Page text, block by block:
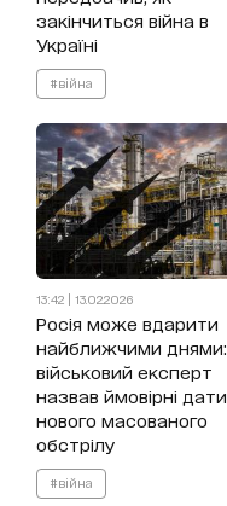
закінчиться війна в
Україні
#війна
13:42 | 13.02.2026
Росія може вдарити
найближчими днями:
військовий експерт
назвав ймовірні дати
нового масованого
обстрілу
#війна